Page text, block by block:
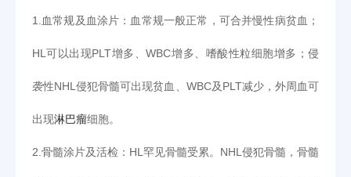
1.血常规及血涂片：血常规一般正常，可合并慢性病贫血；
HL可以出现PLT增多、WBC增多、嗜酸性粒细胞增多；侵
袭性NHL侵犯骨髓可出现贫血、WBC及PLT减少，外周血可
出现淋巴瘤细胞。
2.骨髓涂片及活检：HL罕见骨髓受累。NHL侵犯骨髓，骨髓